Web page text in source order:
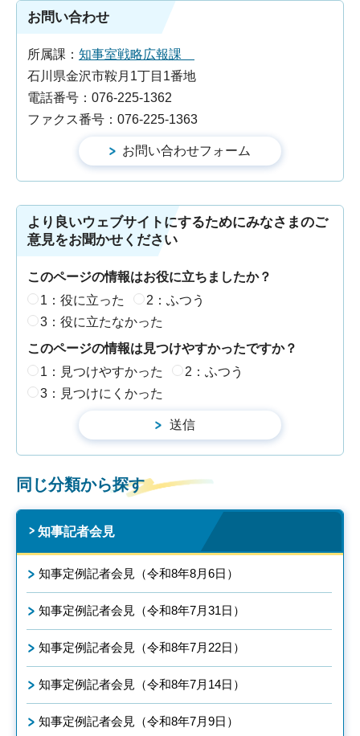
お問い合わせ
所属課： 知事室戦略広報課
石川県金沢市鞍月1丁目1番地
電話番号：076-225-1362
ファクス番号：076-225-1363
より良いウェブサイトにするためにみなさまのご
意見をお聞かせください
このページの情報はお役に立ちましたか？
1：役に立った
2：ふつう
3：役に立たなかった
このページの情報は見つけやすかったですか？
1：見つけやすかった
2：ふつう
3：見つけにくかった
同じ分類から探す
知事記者会見
知事定例記者会見（令和8年8月6日）
知事定例記者会見（令和8年7月31日）
知事定例記者会見（令和8年7月22日）
知事定例記者会見（令和8年7月14日）
知事定例記者会見（令和8年7月9日）